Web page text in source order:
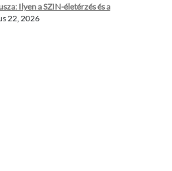
Ilyen a SZIN-életérzés és a
22, 2026